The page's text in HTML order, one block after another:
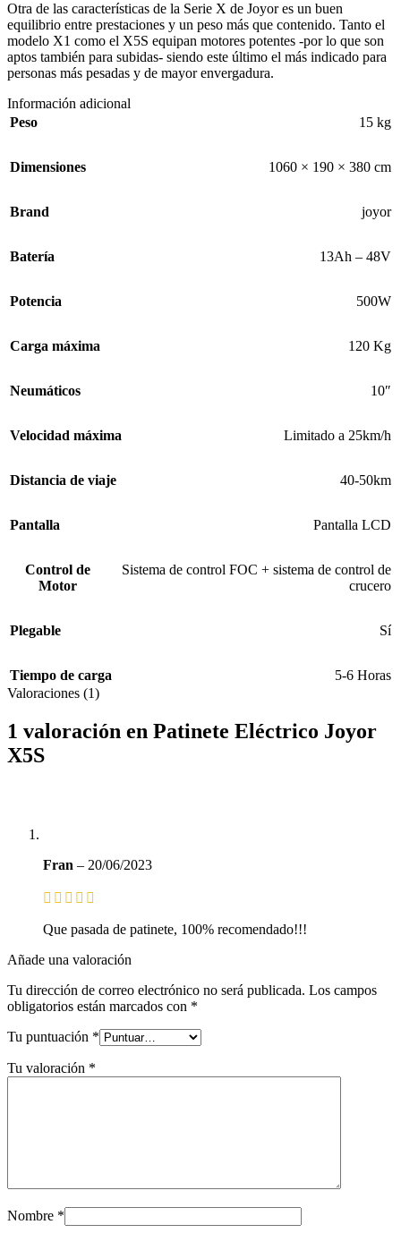
Otra de las características de la Serie X de Joyor es un buen
equilibrio entre prestaciones y un peso más que contenido. Tanto el
modelo X1 como el X5S equipan motores potentes -por lo que son
aptos también para subidas- siendo este último el más indicado para
personas más pesadas y de mayor envergadura.
Información adicional
Peso
15 kg
Dimensiones 1060 × 190 × 380 cm
Brand joyor
Batería 13Ah – 48V
Potencia 500W
Carga máxima 120 Kg
Neumáticos 10″
Velocidad máxima Limitado a 25km/h
Distancia de viaje 40-50km
Pantalla Pantalla LCD
Control de
Motor
Sistema de control FOC + sistema de control de
crucero
Plegable Sí
Tiempo de carga
5-6 Horas
Valoraciones (1)
1 valoración en Patinete Eléctrico Joyor
X5S
Fran – 20/06/2023
Que pasada de patinete, 100% recomendado!!!
Añade una valoración
Tu dirección de correo electrónico no será publicada. Los campos
obligatorios están marcados con *
Tu puntuación *
Tu valoración *
Nombre *